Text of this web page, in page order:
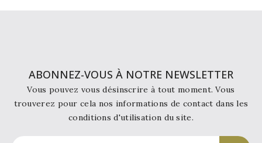
ABONNEZ-VOUS À NOTRE NEWSLETTER
Vous pouvez vous désinscrire à tout moment. Vous
trouverez pour cela nos informations de contact dans les
conditions d'utilisation du site.